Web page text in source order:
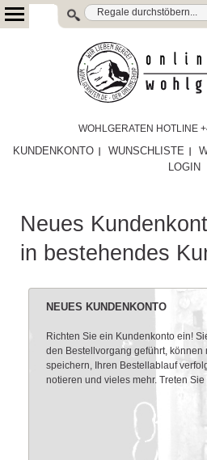
WOHLGERATEN HOTLINE
KUNDENKONTO WUNSCHLISTE
LOGIN
Neues
in bestehendes
NEUES KUNDENKONTO
Richten Sie ein Kundenkonto ein!
den Bestellvorgang geführt,
speichern, Ihren Bestellablauf
notieren und vieles mehr. Treten Sie